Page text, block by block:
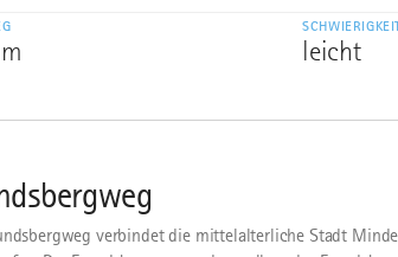
leicht
verbindet die mittelalterliche Stadt